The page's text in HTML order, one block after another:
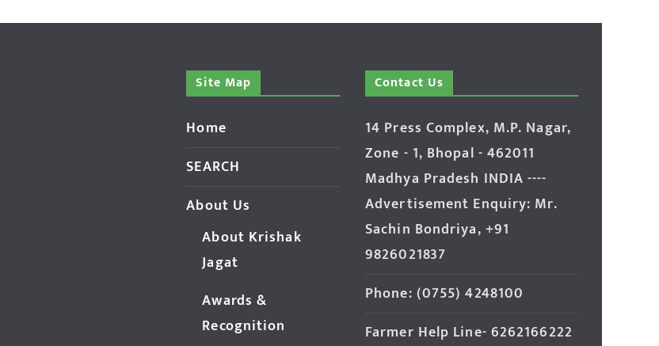
Site Map
Home
SEARCH
About Us
About Krishak
Jagat
Awards &
Recognition
Contact Us
14 Press Complex, M.P. Nagar,
Zone - 1, Bhopal - 462011
Madhya Pradesh INDIA ----
Advertisement Enquiry: Mr.
Sachin Bondriya, +91
9826021837
Phone: (0755) 4248100
Farmer Help Line- 6262166222